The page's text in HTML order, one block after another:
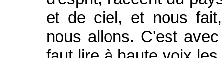
et de ciel, et nous
nous allons. C'est